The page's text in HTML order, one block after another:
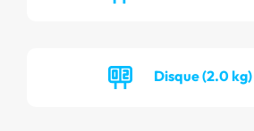
Disque (2.0 kg)